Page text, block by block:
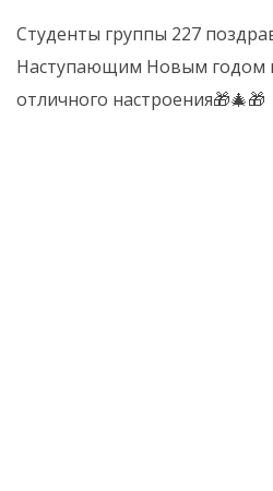
Студенты группы 227
Наступающим Новым годом
отличного настроения🎁🎄🎁